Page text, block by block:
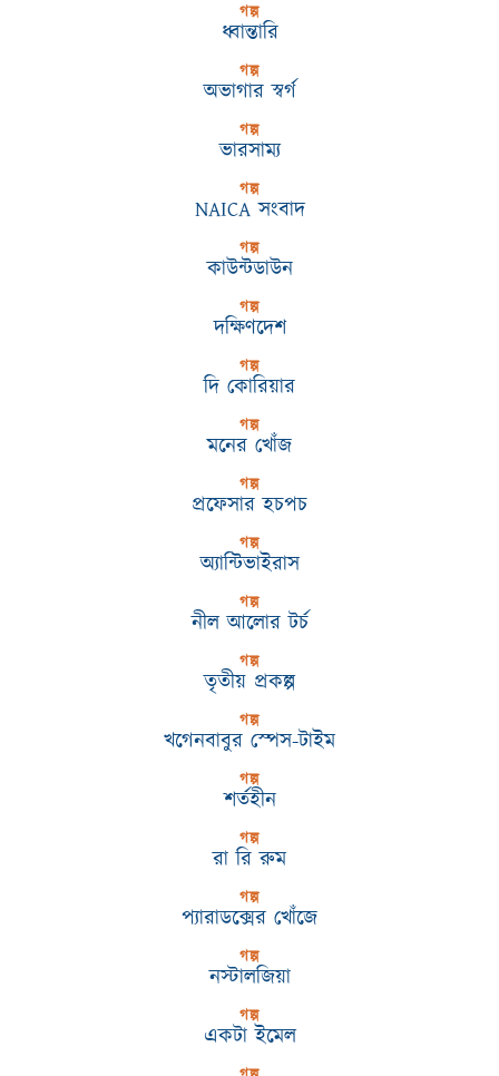
গল্প
ধ্বান্তারি
গল্প
অভাগার স্বর্গ
গল্প
ভারসাম্য
গল্প
NAICA সংবাদ
গল্প
কাউন্টডাউন
গল্প
দক্ষিণদেশ
গল্প
দি কোরিয়ার
গল্প
মনের খোঁজ
গল্প
প্রফেসার হচপচ
গল্প
অ্যান্টিভাইরাস
গল্প
নীল আলোর টর্চ
গল্প
তৃতীয় প্রকল্প
গল্প
খগেনবাবুর স্পেস-টাইম
গল্প
শর্তহীন
গল্প
রা রি রুম
গল্প
প্যারাডক্সের খোঁজে
গল্প
নস্টালজিয়া
গল্প
একটা ইমেল